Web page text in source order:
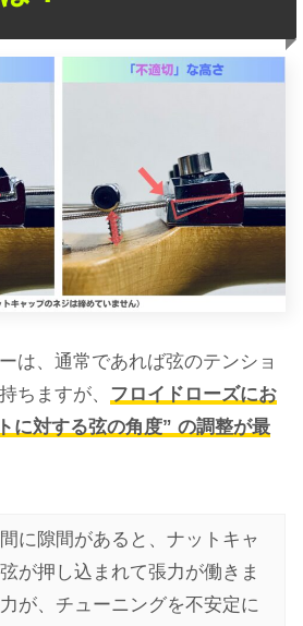
は、通常であれば弦のテンショ
ちますが、 フロイドローズにお
に対する弦の角度” の調整が最
に隙間があると、ナットキャ
が押し込まれて張力が働きま
が、チューニングを不安定に